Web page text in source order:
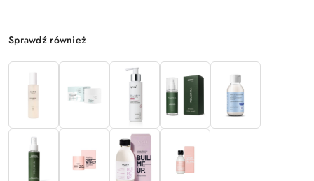
Wariant
Sprawdź również